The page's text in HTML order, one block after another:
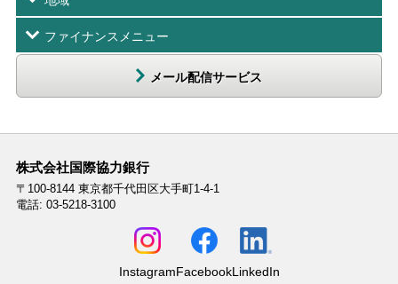
ファイナンスメニュー
メール配信サービス
株式会社国際協力銀行
〒100-8144 東京都千代田区大手町1-4-1
電話: 03-5218-3100
InstagramFacebookLinkedIn